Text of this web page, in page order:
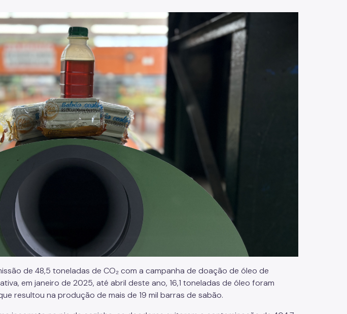
de 48,5 toneladas de CO₂ com a campanha de doação de óleo de
em janeiro de 2025, até abril deste ano, 16,1 toneladas de óleo foram
resultou na produção de mais de 19 mil barras de sabão.